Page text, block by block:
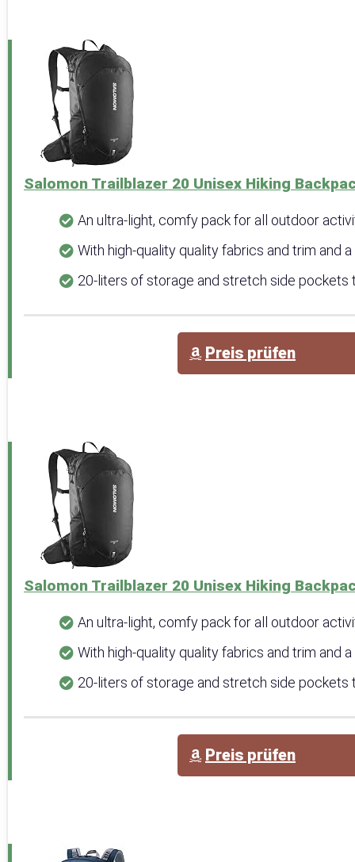
Salomon Trailblazer 20 Unisex Hiking
An ultra-light, comfy pack for all outdoor
With high-quality quality fabrics and trim and a
20-liters of storage and stretch side pockets
Preis prüfen
Salomon Trailblazer 20 Unisex Hiking
An ultra-light, comfy pack for all outdoor
With high-quality quality fabrics and trim and a
20-liters of storage and stretch side pockets
Preis prüfen